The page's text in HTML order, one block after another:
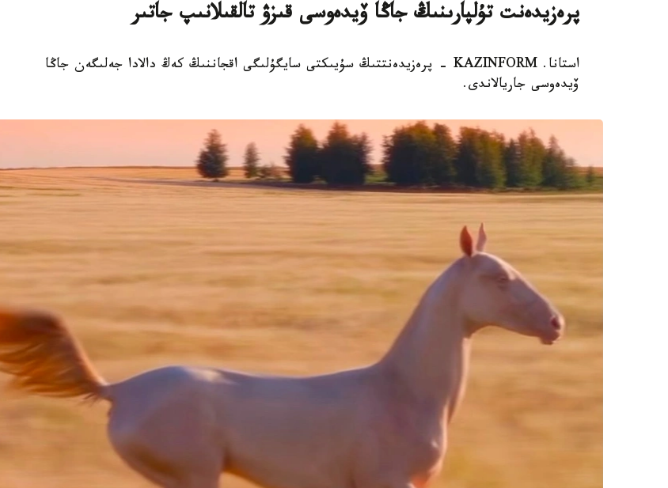
پرەزيدەنت تۇلپارىنىڭ جاڭا ۆيدەوسى قىزۋ تالقىلانىپ جاتىر
استانا. KAZINFORM - پرەزيدەنتتىڭ سۇيىكتى سايگۇلىگى اقجاننىڭ كەڭ دالادا جەلىگەن جاڭا
ۆيدەوسى جاريالاندى.